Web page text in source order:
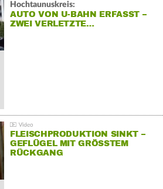
Hochtaunuskreis:
AUTO VON U-BAHN ERFASST –
ZWEI VERLETZTE…
FLEISCHPRODUKTION SINKT –
GEFLÜGEL MIT GRÖSSTEM R
ÜCKGANG